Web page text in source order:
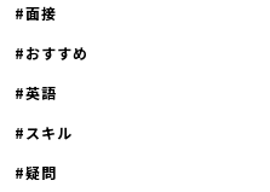
面接
おすすめ
英語
スキル
疑問